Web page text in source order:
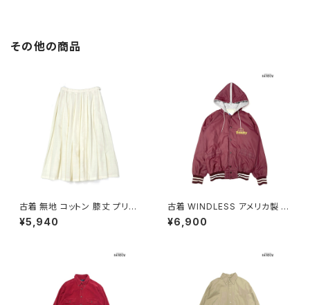
その他の商品
古着 無地 コットン 膝丈 プリー
ツ スカート ベージュ 生成り (b
a2607005)
¥5,940
古着 WINDLESS アメリカ製 前
開き 無地 ワンポイント ナイロ
ン100％ 長袖 アウター ライトジ
¥6,900